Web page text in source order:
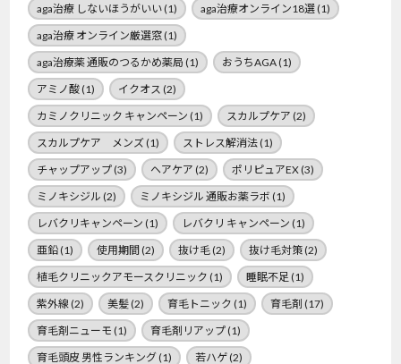
aga治療 しないほうがいい(1) aga治療オンライン18選(1)
aga治療 オンライン厳選窓(1)
aga治療薬 通販のつるかめ薬局 (1) おうちAGA(1)
アミノ酸(1) イクオス (2)
カミノクリニック キャンペーン (1) スカルプケア (2)
スカルプケア メンズ(1) ストレス解消法(1)
チャップアップ(3) ヘアケア (2) ポリピュアEX(3)
ミノキシジル (2) ミノキシジル 通販お薬ラボ (1)
レバクリキャンペーン (1) レバクリ キャンペーン (1)
亜鉛(1) 使用期間 (2) 抜け毛(2) 抜け毛対策(2)
植毛クリニックアモースクリニック (1) 睡眠不足 (1)
紫外線 (2) 美髪(2) 育毛トニック (1) 育毛剤 (17)
育毛剤ニューモ (1) 育毛剤リアップ(1)
育毛頭皮 男性ランキング(1) 若ハゲ(2)